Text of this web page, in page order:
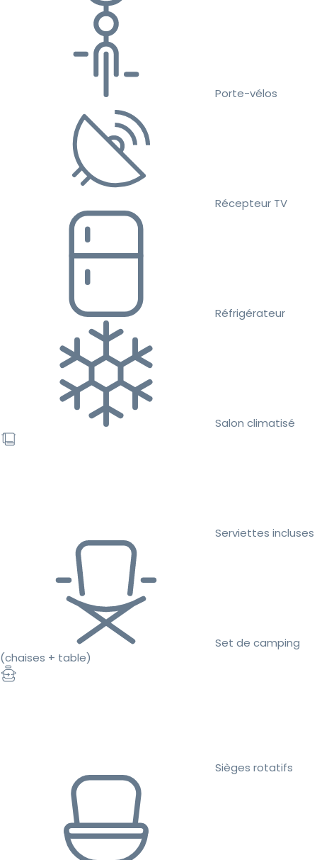
Porte-vélos
Récepteur TV
Réfrigérateur
Salon climatisé
Serviettes incluses
Set de camping
(chaises + table)
Sièges rotatifs